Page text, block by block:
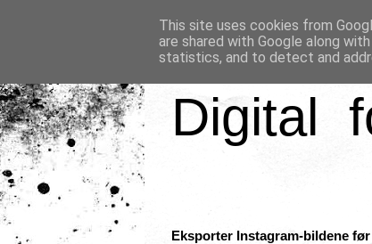
Digital
Eksporter Instagram-bildene
This site uses cookies from
are shared with Google along
statistics, and to detect and